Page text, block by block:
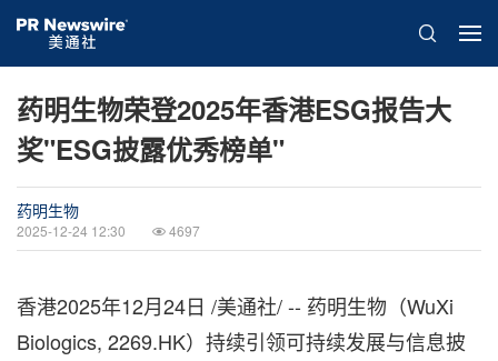
药明生物荣登2025年香港ESG报告大
奖"ESG披露优秀榜单"
药明生物
2025-12-24 12:30 4697
香港2025年12月24日 /美通社/ -- 药明生物（WuXi
Biologics, 2269.HK）持续引领可持续发展与信息披